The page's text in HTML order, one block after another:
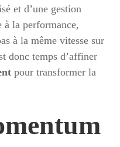
et d’une gestion
à la performance,
à la même vitesse sur
donc temps d’affiner
pour transformer la